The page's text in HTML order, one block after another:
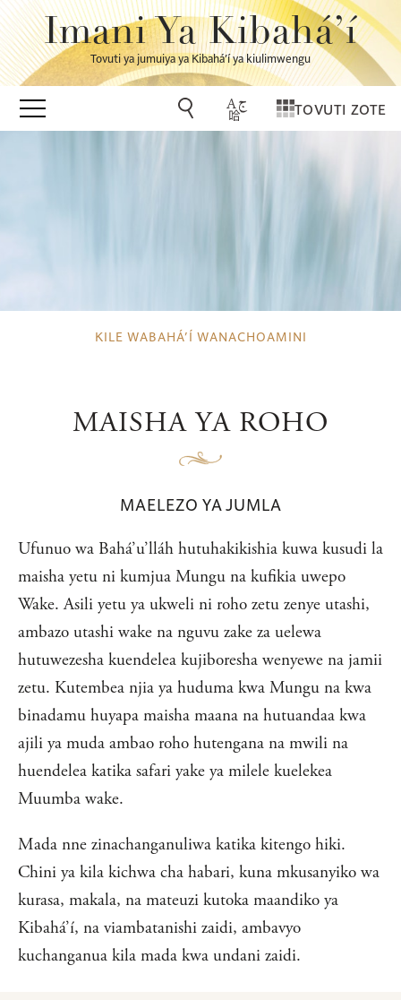
Imani Ya Kibahá’í
Tovuti ya jumuiya ya Kibahá’í ya kiulimwengu
TOVUTI ZOTE
KILE WABAHÁ’Í WANACHOAMINI
MAISHA YA ROHO
MAELEZO YA JUMLA
Ufunuo wa Bahá’u’lláh hutuhakikishia kuwa kusudi la
maisha yetu ni kumjua Mungu na kufikia uwepo
Wake. Asili yetu ya ukweli ni roho zetu zenye utashi,
ambazo utashi wake na nguvu zake za uelewa
hutuwezesha kuendelea kujiboresha wenyewe na jamii
zetu. Kutembea njia ya huduma kwa Mungu na kwa
binadamu huyapa maisha maana na hutuandaa kwa
ajili ya muda ambao roho hutengana na mwili na
huendelea katika safari yake ya milele kuelekea
Muumba wake.
Mada nne zinachanganuliwa katika kitengo hiki.
Chini ya kila kichwa cha habari, kuna mkusanyiko wa
kurasa, makala, na mateuzi kutoka maandiko ya
Kibahá’í, na viambatanishi zaidi, ambavyo
kuchanganua kila mada kwa undani zaidi.